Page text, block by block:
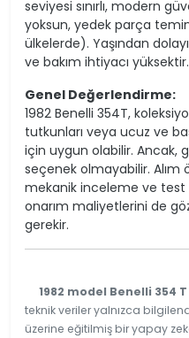
seviyesi sınırlı, modern
yoksun, yedek parça
ülkelerde). Yaşından
ve bakım ihtiyacı yüksektir.
Genel Değerlendirme:
1982 Benelli 354T,
tutkunları veya ucuz ve
için uygun olabilir. Ancak,
seçenek olmayabilir.
mekanik inceleme ve test
onarım maliyetlerini de
gerekir.
1982 model Benelli 354 T
teknik veriler yalnızca
üzerine eğitilmiş bir yapay